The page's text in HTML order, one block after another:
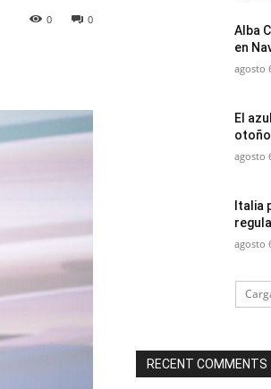
0
0
Alba
en
agosto
El
otoño
agosto
Italia
agosto
RECENT COMMENTS